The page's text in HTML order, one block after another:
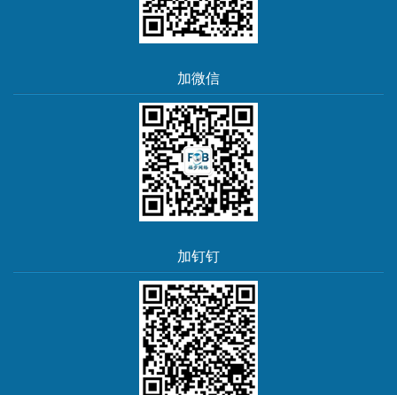
加微信
加钉钉